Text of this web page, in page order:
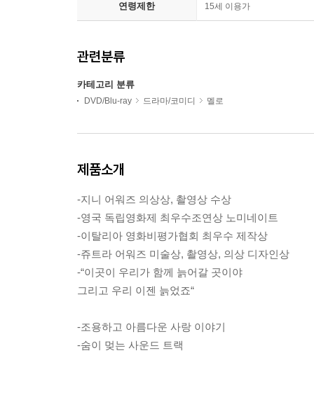
연령제한 15세 이용가
관련분류
카테고리 분류
DVD/Blu-ray 드라마/코미디 멜로
제품소개
-지니 어워즈 의상상, 촬영상 수상
-영국 독립영화제 최우수조연상 노미네이트
-이탈리아 영화비평가협회 최우수 제작상
-쥬트라 어워즈 미술상, 촬영상, 의상 디자인상
-“이곳이 우리가 함께 늙어갈 곳이야
그리고 우리 이젠 늙었죠“
-조용하고 아름다운 사랑 이야기
-숨이 멎는 사운드 트랙